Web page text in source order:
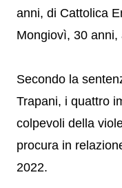
anni, di Cattolica
Mongiovì, 30 anni,
Secondo la
Trapani, i quattro
colpevoli della
procura in
2022.